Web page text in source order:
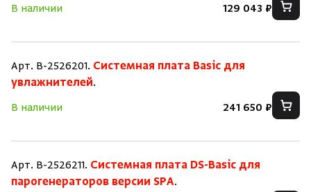
В наличии 129 043 ₽
Арт. B-2526201. Системная плата Basic для
увлажнителей.
В наличии
241 650 ₽
Арт. B-2526211. Системная плата DS-Basic для
парогенераторов версии SPA.